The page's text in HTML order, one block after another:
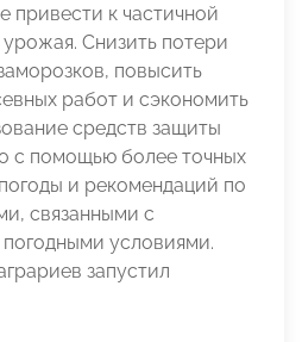
привести к частичной
Снизить потери
повысить
работ и сэкономить
средств защиты
с помощью более точных
и рекомендаций по
связанными с
условиями.
запустил